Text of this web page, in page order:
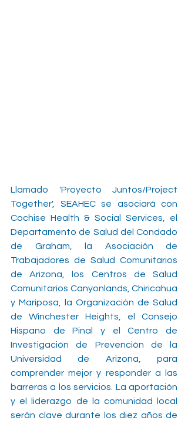
Llamado 'Proyecto Juntos/Project
Together', SEAHEC se asociará con
Cochise Health & Social Services, el
Departamento de Salud del Condado
de Graham, la Asociación de
Trabajadores de Salud Comunitarios
de Arizona, los Centros de Salud
Comunitarios Canyonlands, Chiricahua
y Mariposa, la Organización de Salud
de Winchester Heights, el Consejo
Hispano de Pinal y el Centro de
Investigación de Prevención de la
Universidad de Arizona, para
comprender mejor y responder a las
barreras a los servicios. La aportación
y el liderazgo de la comunidad local
serán clave durante los diez años de